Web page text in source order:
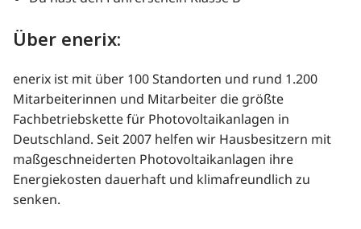
Über enerix:
enerix ist mit über 100 Standorten und rund 1.200
Mitarbeiterinnen und Mitarbeiter die größte
Fachbetriebskette für Photovoltaikanlagen in
Deutschland. Seit 2007 helfen wir Hausbesitzern mit
maßgeschneiderten Photovoltaikanlagen ihre
Energiekosten dauerhaft und klimafreundlich zu
senken.